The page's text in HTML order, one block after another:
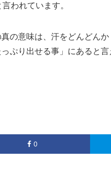
われています。
の意味は、 汗をどんどん
ぷり出せる事」にあると言
0